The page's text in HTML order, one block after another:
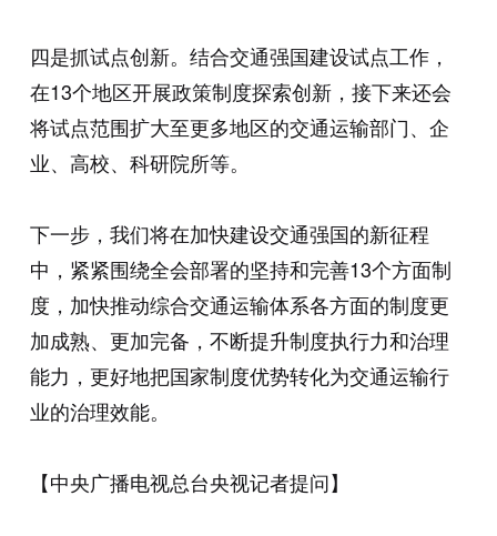
四是抓试点创新。结合交通强国建设试点工作，
在13个地区开展政策制度探索创新，接下来还会
将试点范围扩大至更多地区的交通运输部门、企
业、高校、科研院所等。
下一步，我们将在加快建设交通强国的新征程
中，紧紧围绕全会部署的坚持和完善13个方面制
度，加快推动综合交通运输体系各方面的制度更
加成熟、更加完备，不断提升制度执行力和治理
能力，更好地把国家制度优势转化为交通运输行
业的治理效能。
【中央广播电视总台央视记者提问】